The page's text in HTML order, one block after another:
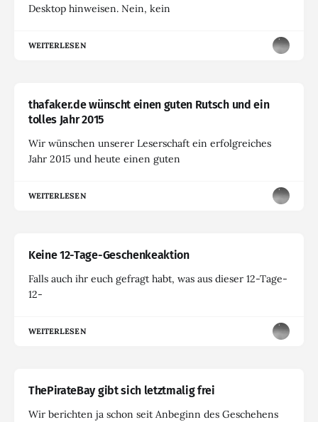
Desktop hinweisen. Nein, kein
WEITERLESEN
thafaker.de wünscht einen guten Rutsch und ein
tolles Jahr 2015
Wir wünschen unserer Leserschaft ein erfolgreiches
Jahr 2015 und heute einen guten
WEITERLESEN
Keine 12-Tage-Geschenkeaktion
Falls auch ihr euch gefragt habt, was aus dieser 12-Tage-
12-
WEITERLESEN
ThePirateBay gibt sich letztmalig frei
Wir berichten ja schon seit Anbeginn des Geschehens